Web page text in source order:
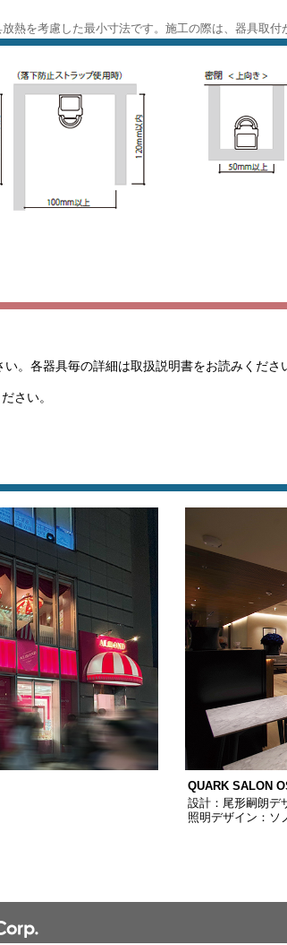
熱を考慮した最小寸法です。施工の際は、器具取付
い。各器具毎の詳細は取扱説明書をお読みくださ
さい。
QUARK SALON
設計：尾形嗣朗デ
照明デザイン：ソ